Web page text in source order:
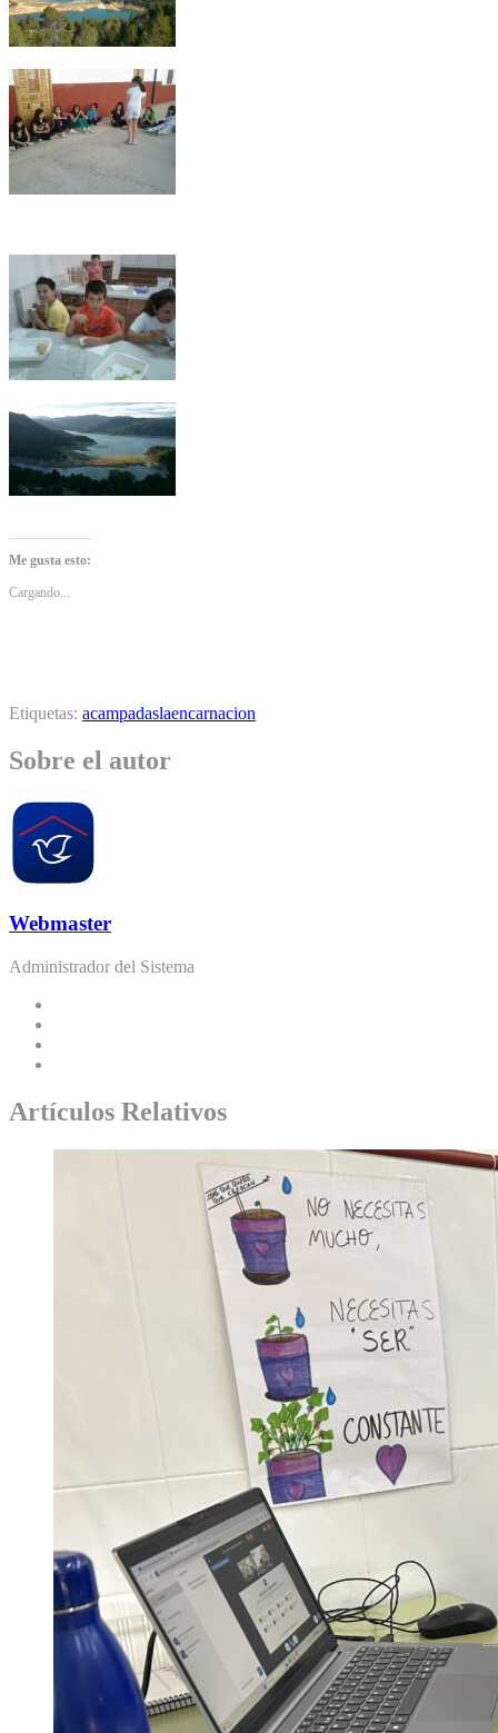
Me gusta esto:
Cargando...
Etiquetas: acampadaslaencarnacion
Sobre el autor
Webmaster
Administrador del Sistema
Artículos Relativos